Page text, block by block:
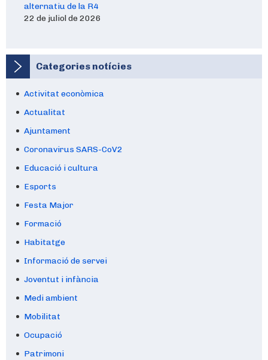
alternatiu de la R4
22 de juliol de 2026
Categories notícies
Activitat econòmica
Actualitat
Ajuntament
Coronavirus SARS-CoV2
Educació i cultura
Esports
Festa Major
Formació
Habitatge
Informació de servei
Joventut i infància
Medi ambient
Mobilitat
Ocupació
Patrimoni